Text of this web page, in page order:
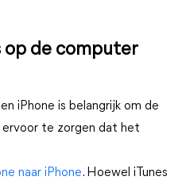
op de computer
iPhone is belangrijk om de
ervoor te zorgen dat het
naar iPhone. Hoewel iTunes